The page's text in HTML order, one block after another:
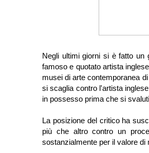
Negli ultimi giorni si è fatto un
famoso e quotato artista
musei di arte contemporanea
si scaglia contro l'artista inglese
in possesso prima che si
La posizione del critico ha
più che altro contro un
sostanzialmente per il valore di